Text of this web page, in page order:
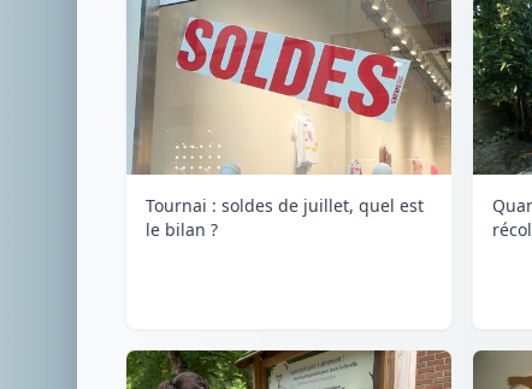
Tournai : soldes de juillet, quel est
le bilan ?